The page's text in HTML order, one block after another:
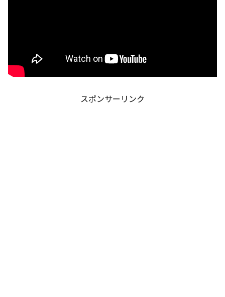
スポンサーリンク